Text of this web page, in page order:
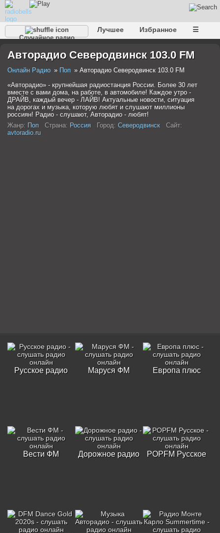
Случайное радио
Лучшее Избранное ☰
Авторадио Северодвинск 103.0 FM
Онлайн Радио Поп
Авторадио Северодвинск 103.0 FM
«Авторадио» - крупнейшая радиостанция России. Более 30 лет
вместе с вами дома, на работе, в автомобиле! Каждое утро -
ДРАЙВ, каждый вечер - ЛАЙВ! Актуальные новости, ситуация
на дорогах и музыка, которую любят и слушают миллионы
россиян! Радио - слушают, Авторадио - любят!
Жанр: Поп Страна: Россия Город: Северодвинск
Сайт:
avtoradio.ru
Русское радио Маруся ФМ Европа плюс
Вести ФМ Дорожное радио POPFM Русское